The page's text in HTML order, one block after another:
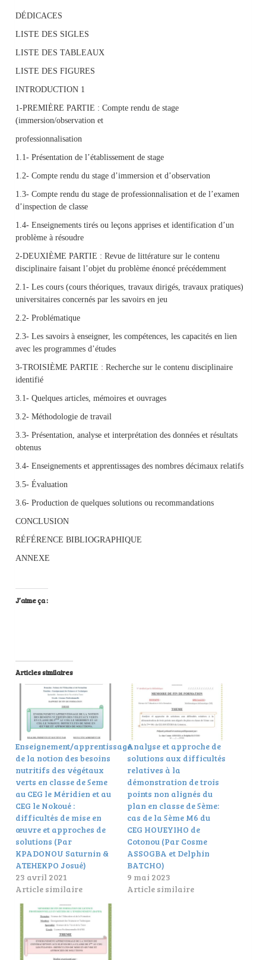
DÉDICACES
LISTE DES SIGLES
LISTE DES TABLEAUX
LISTE DES FIGURES
INTRODUCTION 1
1-PREMIÈRE PARTIE : Compte rendu de stage
(immersion/observation et
professionnalisation
1.1- Présentation de l’établissement de stage
1.2- Compte rendu du stage d’immersion et d’observation
1.3- Compte rendu du stage de professionnalisation et de l’examen
d’inspection de classe
1.4- Enseignements tirés ou leçons apprises et identification d’un
problème à résoudre
2-DEUXIÈME PARTIE : Revue de littérature sur le contenu
disciplinaire faisant l’objet du problème énoncé précédemment
2.1- Les cours (cours théoriques, travaux dirigés, travaux pratiques)
universitaires concernés par les savoirs en jeu
2.2- Problématique
2.3- Les savoirs à enseigner, les compétences, les capacités en lien
avec les programmes d’études
3-TROISIÈME PARTIE : Recherche sur le contenu disciplinaire
identifié
3.1- Quelques articles, mémoires et ouvrages
3.2- Méthodologie de travail
3.3- Présentation, analyse et interprétation des données et résultats
obtenus
3.4- Enseignements et apprentissages des nombres décimaux relatifs
3.5- Évaluation
3.6- Production de quelques solutions ou recommandations
CONCLUSION
RÉFÉRENCE BIBLIOGRAPHIQUE
ANNEXE
J’aime ça :
Articles similaires
Enseignement/apprentissage
de la notion des besoins
nutritifs des végétaux
verts en classe de 5eme
au CEG le Méridien et au
CEG le Nokoué :
difficultés de mise en
œuvre et approches de
solutions (Par
KPADONOU Saturnin &
ATEHEKPO Josué)
23 avril 2021
Article similaire
Analyse et approche de
solutions aux difficultés
relatives à la
démonstration de trois
points non alignés du
plan en classe de 5ème:
cas de la 5ème M6 du
CEG HOUEYIHO de
Cotonou (Par Cosme
ASSOGBA et Delphin
BATCHO)
9 mai 2023
Article similaire